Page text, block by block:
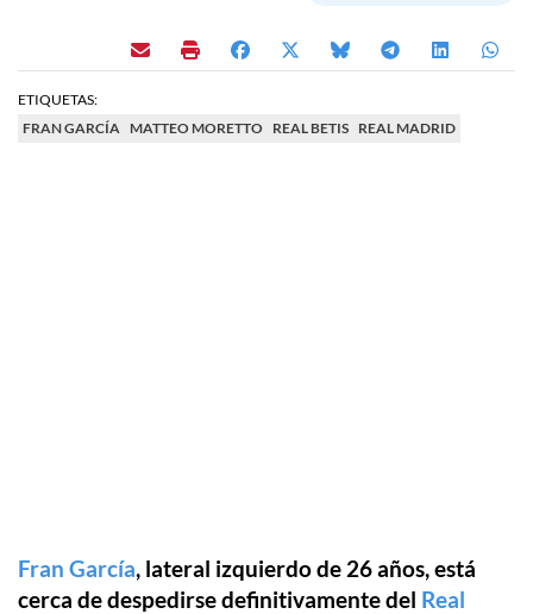
ETIQUETAS:
FRAN GARCÍA
MATTEO MORETTO REAL BETIS REAL MADRID
Fran García, lateral izquierdo de 26 años, está
cerca de despedirse definitivamente del Real